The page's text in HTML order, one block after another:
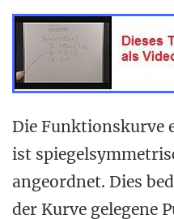
Die Funktionskurve
ist
angeordnet. Dies
der Kurve gelegene